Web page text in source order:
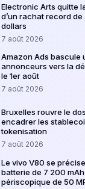
Electronic Arts quitte
d’un rachat record de
dollars
7 août 2026
Amazon Ads bascule
annonceurs vers la
le 1er août
7 août 2026
Bruxelles rouvre le
encadrer les
tokenisation
7 août 2026
Le vivo V80 se
batterie de 7 200
périscopique de 50